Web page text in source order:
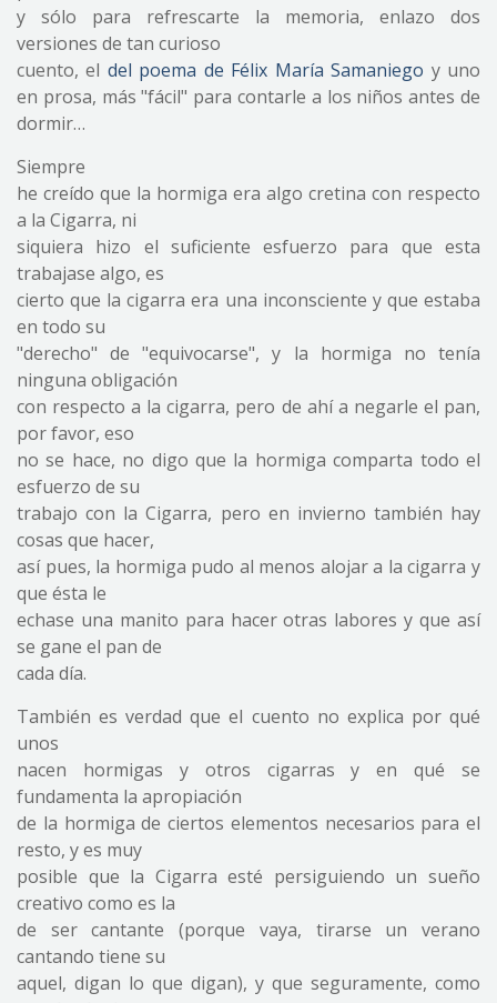
y sólo para refrescarte la memoria, enlazo dos
versiones de tan curioso
cuento, el del poema de Félix María Samaniego y uno
en prosa, más "fácil" para contarle a los niños antes de
dormir…
Siempre
he creído que la hormiga era algo cretina con respecto
a la Cigarra, ni
siquiera hizo el suficiente esfuerzo para que esta
trabajase algo, es
cierto que la cigarra era una inconsciente y que estaba
en todo su
"derecho" de "equivocarse", y la hormiga no tenía
ninguna obligación
con respecto a la cigarra, pero de ahí a negarle el pan,
por favor, eso
no se hace, no digo que la hormiga comparta todo el
esfuerzo de su
trabajo con la Cigarra, pero en invierno también hay
cosas que hacer,
así pues, la hormiga pudo al menos alojar a la cigarra y
que ésta le
echase una manito para hacer otras labores y que así
se gane el pan de
cada día.
También es verdad que el cuento no explica por qué
unos
nacen hormigas y otros cigarras y en qué se
fundamenta la apropiación
de la hormiga de ciertos elementos necesarios para el
resto, y es muy
posible que la Cigarra esté persiguiendo un sueño
creativo como es la
de ser cantante (porque vaya, tirarse un verano
cantando tiene su
aquel, digan lo que digan), y que seguramente, como